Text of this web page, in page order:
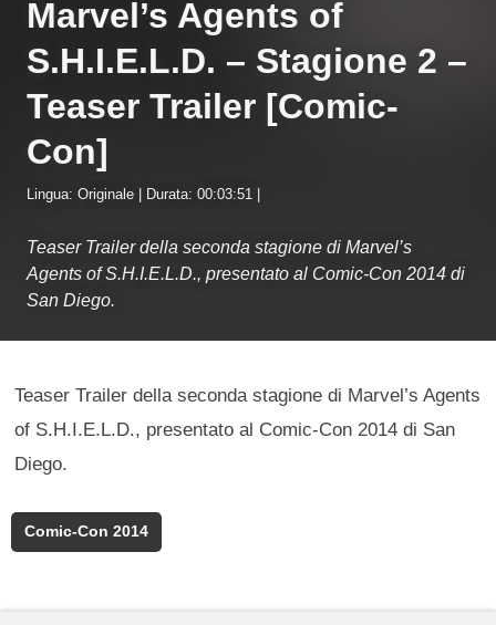
Marvel’s Agents of
S.H.I.E.L.D. – Stagione 2 –
Teaser Trailer [Comic-
Con]
Lingua: Originale | Durata: 00:03:51 |
Teaser Trailer della seconda stagione di Marvel’s
Agents of S.H.I.E.L.D., presentato al Comic-Con 2014 di
San Diego.
Teaser Trailer della seconda stagione di Marvel’s Agents
of S.H.I.E.L.D., presentato al Comic-Con 2014 di San
Diego.
Comic-Con 2014